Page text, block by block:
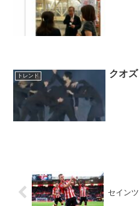
トレンド クオズ
セインツ